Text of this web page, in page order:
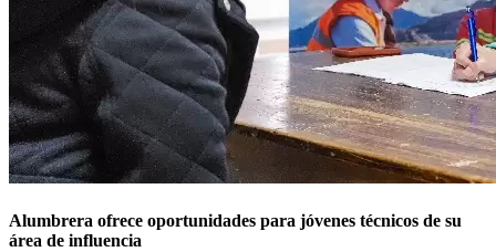
Alumbrera ofrece oportunidades para jóvenes técnicos de su
área de influencia